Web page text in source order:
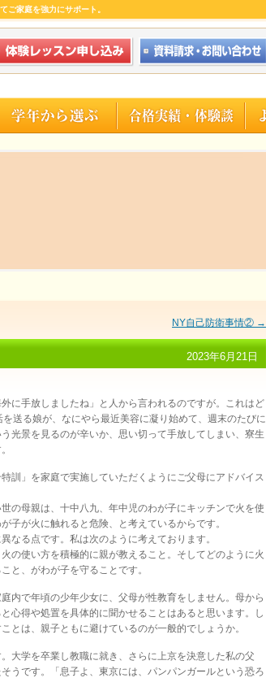
ご家庭を強力にサポート。
NY自己防衛事情② →
2023年6月21日
に手放しましたね」と人から言われるのですが。これはど
送る娘が、なにやら最近美容に凝り始めて、週末のたびに
光景を見るのが辛いか、思い切って手放してしまい、寮生
訓」を家庭で実施していただくようにご父母にアドバイス
の母親は、十中八九、年中児のわが子にキッチンで火を使
子が火に触れると危険、と考えているからです。
る点です。私は次のように考えております。
の使い方を積極的に親が教えること。そしてどのように火
と、がわが子を守ることです。
内で年頃の少年少女に、父母が性教育をしません。母から
心得や処置を具体的に聞かせることはあると思います。し
とは、親子ともに避けているのが一般的でしょうか。
大学を卒業し教職に就き、さらに上京を決意した私の父
うです。「息子よ、東京には、パンパンガールという恐ろ